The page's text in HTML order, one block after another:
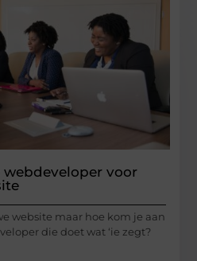
webdeveloper voor
website maar hoe kom je aan
die doet wat ‘ie zegt?